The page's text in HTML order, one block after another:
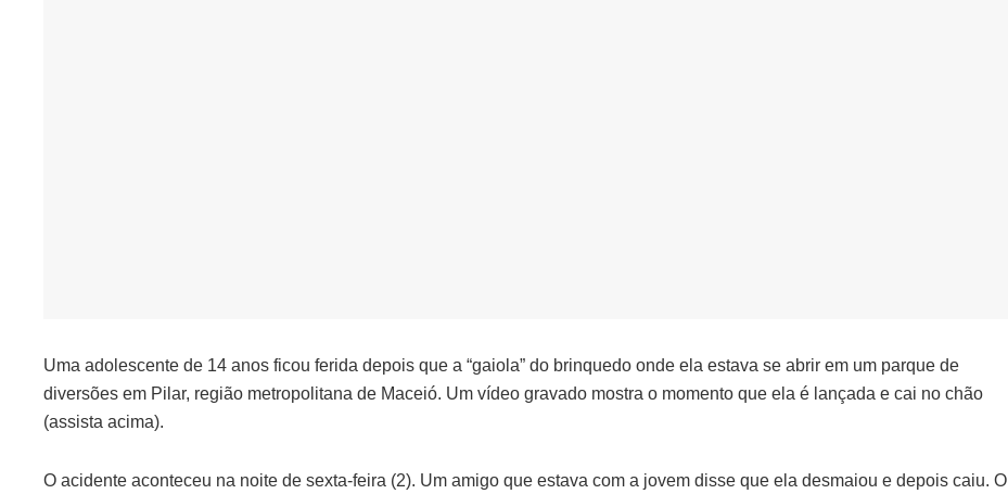
Uma adolescente de 14 anos ficou ferida depois que a “gaiola” do brinquedo onde ela estava se abrir em um parque de
diversões em Pilar, região metropolitana de Maceió. Um vídeo gravado mostra o momento que ela é lançada e cai no chão
(assista acima).
O acidente aconteceu na noite de sexta-feira (2). Um amigo que estava com a jovem disse que ela desmaiou e depois caiu. O